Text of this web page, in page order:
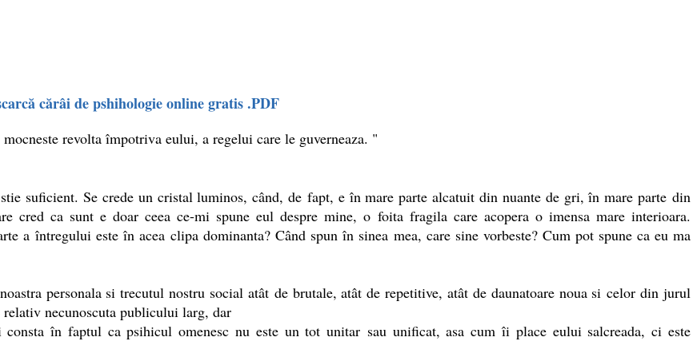
cărâi de pshihologie online gratis .PDF
mocneste revolta împotriva eului, a regelui care le guverneaza. "
suficient. Se crede un cristal luminos, când, de fapt, e în mare parte alcatuit din nuante de gri, în mare parte din
ca sunt e doar ceea ce-mi spune eul despre mine, o foita fragila care acopera o imensa mare interioara.
a întregului este în acea clipa dominanta? Când spun în sinea mea, care sine vorbeste? Cum pot spune ca eu ma
personala si trecutul nostru social atât de brutale, atât de repetitive, atât de daunatoare noua si celor din jurul
necunoscuta publicului larg, dar
în faptul ca psihicul omenesc nu este un tot unitar sau unificat, asa cum îi place eului salcreada, ci este